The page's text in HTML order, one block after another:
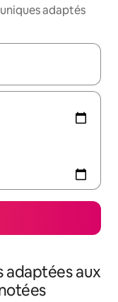
adaptés
les flèches vers le
adaptées aux